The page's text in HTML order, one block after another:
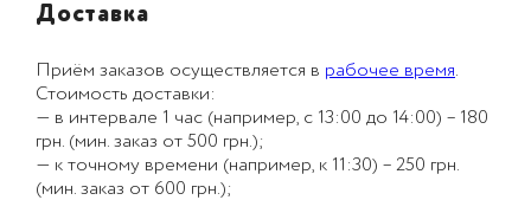
Доставка
Приём заказов осуществляется в рабочее время.
Стоимость доставки:
— в интервале 1 час (например, с 13:00 до 14:00) – 180
грн. (мин. заказ от 500 грн.);
— к точному времени (например, к 11:30) – 250 грн.
(мин. заказ от 600 грн.);